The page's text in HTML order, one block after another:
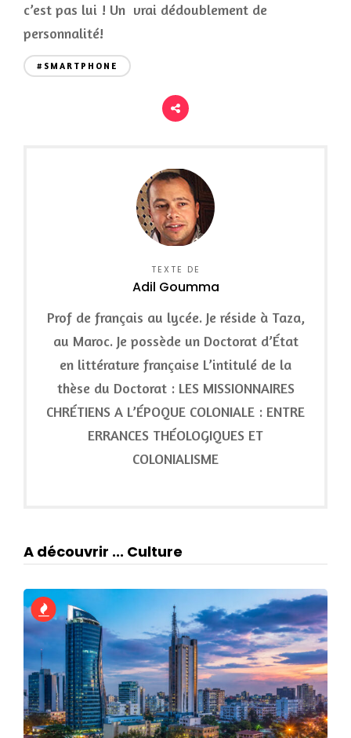
c’est pas lui ! Un vrai dédoublement de
personnalité!
#SMARTPHONE
TEXTE DE
Adil Goumma
Prof de français au lycée. Je réside à Taza,
au Maroc. Je possède un Doctorat d’État
en littérature française L’intitulé de la
thèse du Doctorat : LES MISSIONNAIRES
CHRÉTIENS A L’ÉPOQUE COLONIALE : ENTRE
ERRANCES THÉOLOGIQUES ET
COLONIALISME
A découvrir ... Culture